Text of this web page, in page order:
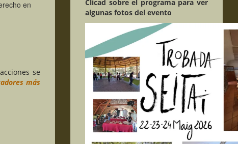
en
se
más
Clicad sobre el programa para ver
algunas fotos del evento